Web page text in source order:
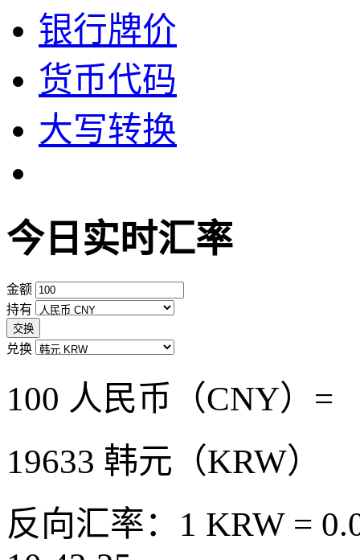
银行牌价
货币代码
大写转换
今日实时汇率
金额
持有
交换
兑换
100 人民币（CNY）=
19633 韩元（KRW）
反向汇率：1 KRW =